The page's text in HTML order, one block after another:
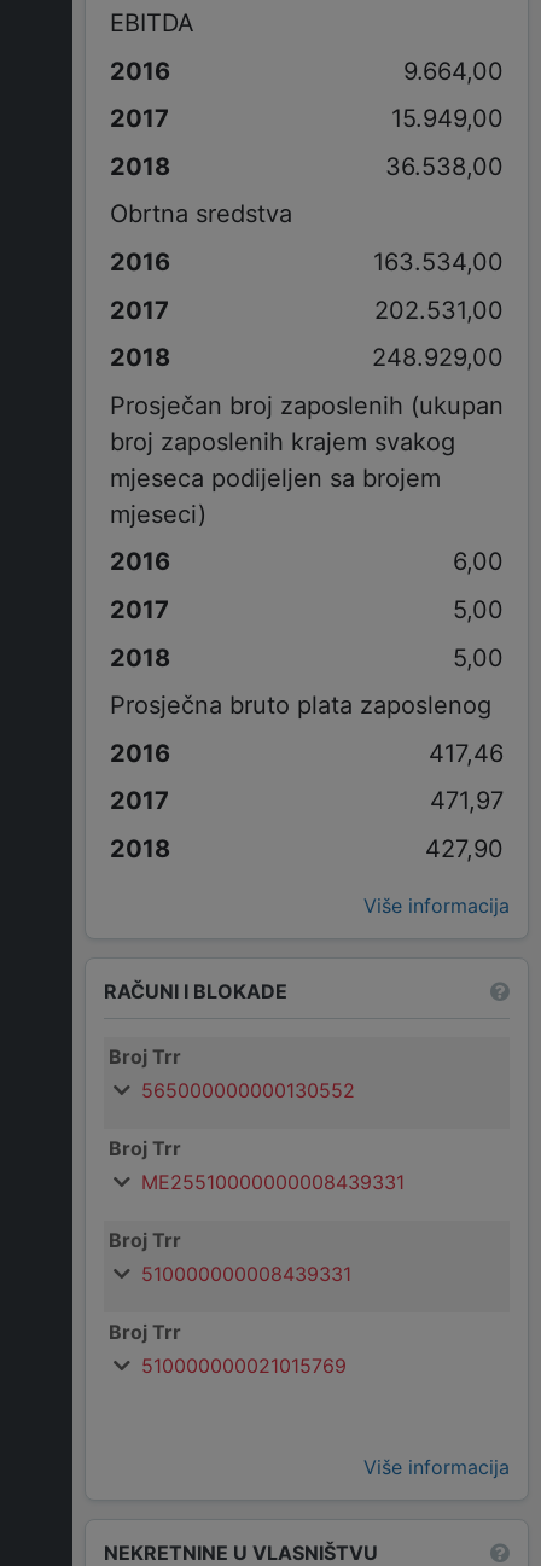
EBITDA
9.664,00
15.949,00
36.538,00
Obrtna sredstva
163.534,00
202.531,00
248.929,00
Prosječan broj zaposlenih (ukupan
broj zaposlenih krajem svakog
mjeseca podijeljen sa brojem
mjeseci)
6,00
5,00
5,00
Prosječna bruto plata zaposlenog
417,46
471,97
427,90
Više informacija
RAČUNI I BLOKADE
Broj Trr
565000000000130552
Broj Trr
ME25510000000008439331
Broj Trr
510000000008439331
Broj Trr
510000000021015769
Više informacija
NEKRETNINE U VLASNIŠTVU